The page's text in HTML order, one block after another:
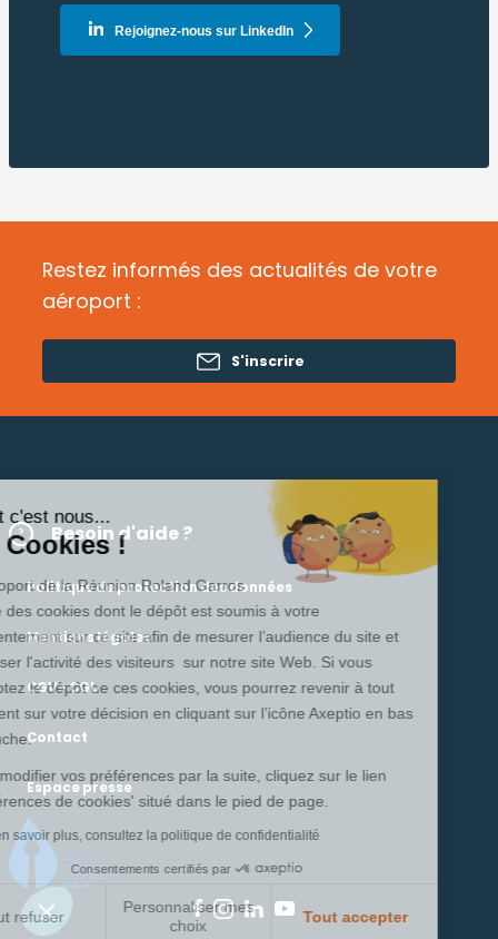
Salut c'est nous...
les Cookies !
L’Aéroport de la Réunion Roland Garros
utilise des cookies dont le dépôt est soumis à votre
consentement sur ce site afin de mesurer l’audience du site et
analyser l'activité des visiteurs sur notre site Web. Si vous
acceptez le dépôt de ces cookies, vous pourrez revenir à tout
moment sur votre décision en cliquant sur l’icône Axeptio en bas
à gauche.
Pour modifier vos préférences par la suite, cliquez sur le lien
'Préférences de cookies' situé dans le pied de page.
Pour en savoir plus, consultez la politique de confidentialité
Consentements certifiés par
Tout refuser
Personnaliser mes
Tout accepter
Rejoignez-nous sur LinkedIn
Restez informés des actualités de votre
aéroport :
S'inscrire
Besoin d'aide ?
Politique de protection des données
Mentions légales
CGV - CGU
Contact
Espace presse